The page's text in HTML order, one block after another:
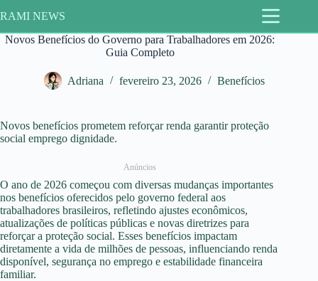
para
o
conteúdo
RAMI NEWS
Novos Benefícios do Governo para Trabalhadores em 2026:
Guia Completo
Adriana fevereiro 23, 2026 Benefícios
Novos benefícios prometem reforçar renda garantir proteção
social emprego dignidade.
Anúncios
O ano de 2026 começou com diversas mudanças importantes
nos benefícios oferecidos pelo governo federal aos
trabalhadores brasileiros, refletindo ajustes econômicos,
atualizações de políticas públicas e novas diretrizes para
reforçar a proteção social. Esses benefícios impactam
diretamente a vida de milhões de pessoas, influenciando renda
disponível, segurança no emprego e estabilidade financeira
familiar.